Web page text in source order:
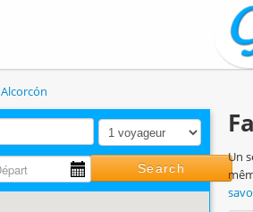
Alcorcón
Search
Un